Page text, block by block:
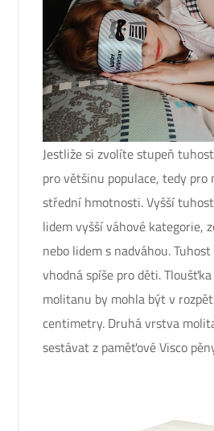
Jestliže si zvolíte stupeň
pro většinu populace, tedy pro
střední hmotnosti. Vyšší
lidem vyšší váhové kategorie,
nebo lidem s nadváhou.
vhodná spíše pro děti.
molitanu by mohla být v
centimetry. Druhá vrstva
sestávat z paměťové Visco